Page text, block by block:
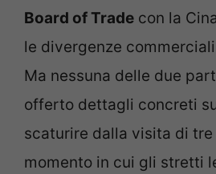
Board of Trade con la
le divergenze
Ma nessuna delle due
offerto dettagli concreti
scaturire dalla visita di tre
momento in cui gli stretti